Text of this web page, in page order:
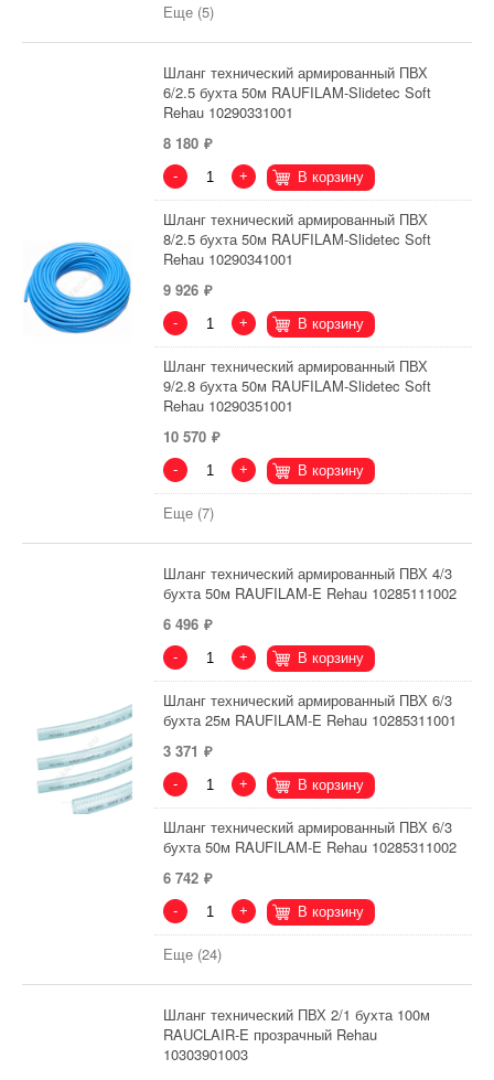
Еще (5)
Шланг технический армированный ПВХ
6/2.5 бухта 50м RAUFILAM-Slidetec Soft
Rehau 10290331001
8 180
- + В корзину
Шланг технический армированный ПВХ
8/2.5 бухта 50м RAUFILAM-Slidetec Soft
Rehau 10290341001
9 926
- + В корзину
Шланг технический армированный ПВХ
9/2.8 бухта 50м RAUFILAM-Slidetec Soft
Rehau 10290351001
10 570
- + В корзину
Еще (7)
Шланг технический армированный ПВХ 4/3
бухта 50м RAUFILAM-E Rehau 10285111002
6 496
- + В корзину
Шланг технический армированный ПВХ 6/3
бухта 25м RAUFILAM-E Rehau 10285311001
3 371
- + В корзину
Шланг технический армированный ПВХ 6/3
бухта 50м RAUFILAM-E Rehau 10285311002
6 742
- + В корзину
Еще (24)
Шланг технический ПВХ 2/1 бухта 100м
RAUCLAIR-E прозрачный Rehau
10303901003